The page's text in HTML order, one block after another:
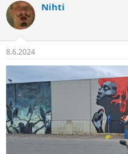
Nihti
8.6.2024